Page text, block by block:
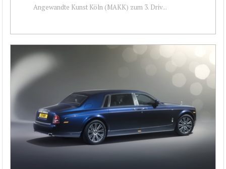
Angewandte Kunst Köln (MAKK) zum 3. Driv...